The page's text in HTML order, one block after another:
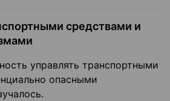
средствами и
управлять транспортными
опасными